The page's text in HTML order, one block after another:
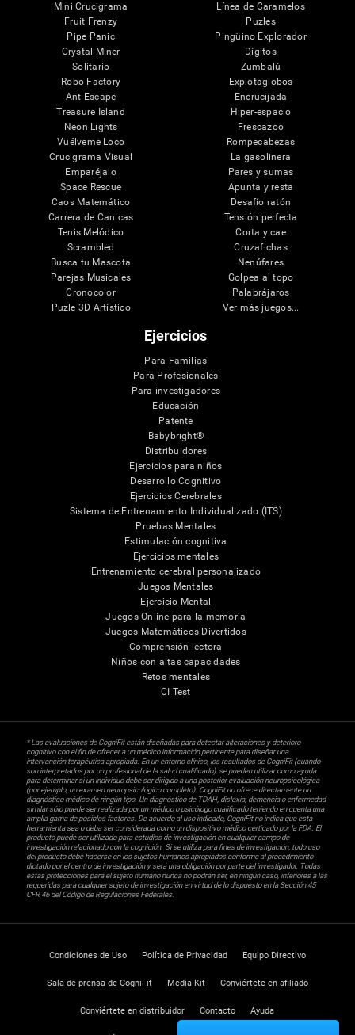
Mini Crucigrama
Fruit Frenzy
Pipe Panic
Crystal Miner
Solitario
Robo Factory
Ant Escape
Treasure Island
Neon Lights
Vuélveme Loco
Crucigrama Visual
Emparéjalo
Space Rescue
Caos Matemático
Carrera de Canicas
Tenis Melódico
Scrambled
Busca tu Mascota
Parejas Musicales
Cronocolor
Puzle 3D Artístico
Línea de Caramelos
Puzles
Pingüino Explorador
Dígitos
Zumbalú
Explotaglobos
Encrucijada
Hiper-espacio
Frescazoo
Rompecabezas
La gasolinera
Pares y sumas
Apunta y resta
Desafío ratón
Tensión perfecta
Corta y cae
Cruzafichas
Nenúfares
Golpea al topo
Palabrájaros
Ver más juegos...
Ejercicios
Para Familias
Para Profesionales
Para investigadores
Educación
Patente
Babybright®
Distribuidores
Ejercicios para niños
Desarrollo Cognitivo
Ejercicios Cerebrales
Sistema de Entrenamiento Individualizado (ITS)
Pruebas Mentales
Estimulación cognitiva
Ejercicios mentales
Entrenamiento cerebral personalizado
Juegos Mentales
Ejercicio Mental
Juegos Online para la memoria
Juegos Matemáticos Divertidos
Comprensión lectora
Niños con altas capacidades
Retos mentales
CI Test
* Las evaluaciones de CogniFit están diseñadas para detectar alteraciones y deterioro
cognitivo con el fin de ofrecer a un médico información pertinente para diseñar una
intervención terapéutica apropiada. En un entorno clínico, los resultados de CogniFit (cuando
son interpretados por un profesional de la salud cualificado), se pueden utilizar como ayuda
para determinar si un individuo debe ser dirigido a una posterior evaluación neuropsicológica
(por ejemplo, un examen neuropsicológico completo). CogniFit no ofrece directamente un
diagnóstico médico de ningún tipo. Un diagnóstico de TDAH, dislexia, demencia o enfermedad
similar sólo puede ser realizada por un médico o psicólogo cualificado teniendo en cuenta una
amplia gama de posibles factores. De acuerdo al uso indicado, CogniFit no indica que esta
herramienta sea o deba ser considerada como un dispositivo médico certicado por la FDA. El
producto puede ser utilizado para estudios de investigación en cualquier campo de
investigación relacionado con la cognición. Si se utiliza para fines de investigación, todo uso
del producto debe hacerse en los sujetos humanos apropiados conforme al procedimiento
dictado por el centro de investigación y será una obligación por parte del investigador. Todas
estas protecciones para el sujeto humano nunca no podrán ser, en ningún caso, inferiores a las
requeridas para cualquier sujeto de investigación en virtud de lo dispuesto en la Sección 45
CFR 46 del Código de Regulaciones Federales.
Condiciones de Uso Política de Privacidad Equipo Directivo
Sala de prensa de CogniFit Media Kit Conviértete en afiliado
Conviértete en distribuidor Contacto Ayuda